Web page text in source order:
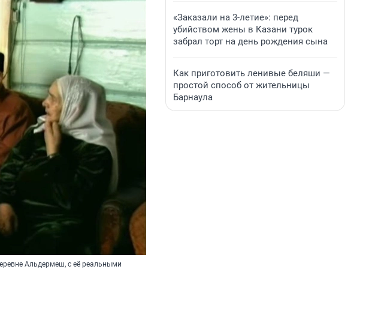
Альдермеш, с её реальными
«Заказали на 3-летие»: перед
убийством жены в Казани турок
забрал торт на день рождения сына
Как приготовить ленивые беляши —
простой способ от жительницы
Барнаула